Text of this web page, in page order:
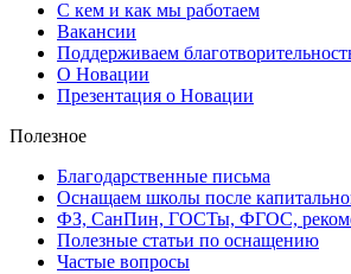
С кем и как мы работаем
Вакансии
Поддерживаем
О Новации
Презентация о Новации
Полезное
Благодарственные письма
Оснащаем школы после
ФЗ, СанПин, ГОСТы, ФГОС,
Полезные статьи по оснащению
Частые вопросы